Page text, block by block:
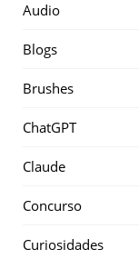
Audio
Blogs
Brushes
ChatGPT
Claude
Concurso
Curiosidades